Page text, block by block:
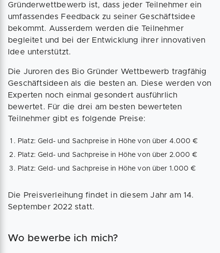
Gründerwettbewerb ist, dass jeder Teilnehmer ein
umfassendes Feedback zu seiner Geschäftsidee
bekommt. Ausserdem werden die Teilnehmer
begleitet und bei der Entwicklung ihrer innovativen
Idee unterstützt.
Die Juroren des Bio Gründer Wettbewerb tragfähig
Geschäftsideen als die besten an. Diese werden von
Experten noch einmal gesondert ausführlich
bewertet. Für die drei am besten bewerteten
Teilnehmer gibt es folgende Preise:
Platz: Geld- und Sachpreise in Höhe von über 4.000 €
Platz: Geld- und Sachpreise in Höhe von über 2.000 €
Platz: Geld- und Sachpreise in Höhe von über 1.000 €
Die Preisverleihung findet in diesem Jahr am 14.
September 2022 statt.
Wo bewerbe ich mich?